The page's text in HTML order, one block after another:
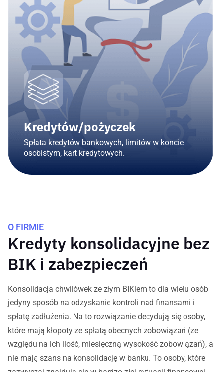
Kredytów/pożyczek
Spłata kredytów bankowych, limitów w koncie
osobistym, kart kredytowych.
O FIRMIE
Kredyty konsolidacyjne bez
BIK i zabezpieczeń
Konsolidacja chwilówek ze złym BIKiem to dla wielu osób
jedyny sposób na odzyskanie kontroli nad finansami i
spłatę zadłużenia. Na to rozwiązanie decydują się osoby,
które mają kłopoty ze spłatą obecnych zobowiązań (ze
względu na ich ilość, miesięczną wysokość zobowiązań), a
nie mają szans na konsolidację w banku. To osoby, które